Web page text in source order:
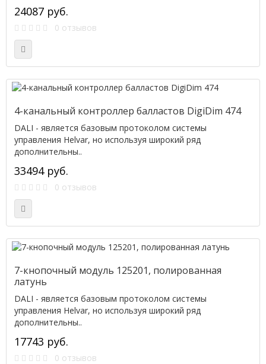
24087 руб.
0 отзывов
4-канальный контроллер балластов DigiDim 474
DALI - является базовым протоколом системы
управления Helvar, но используя широкий ряд
дополнительны..
33494 руб.
0 отзывов
7-кнопочный модуль 125201, полированная
латунь
DALI - является базовым протоколом системы
управления Helvar, но используя широкий ряд
дополнительны..
17743 руб.
0 отзывов